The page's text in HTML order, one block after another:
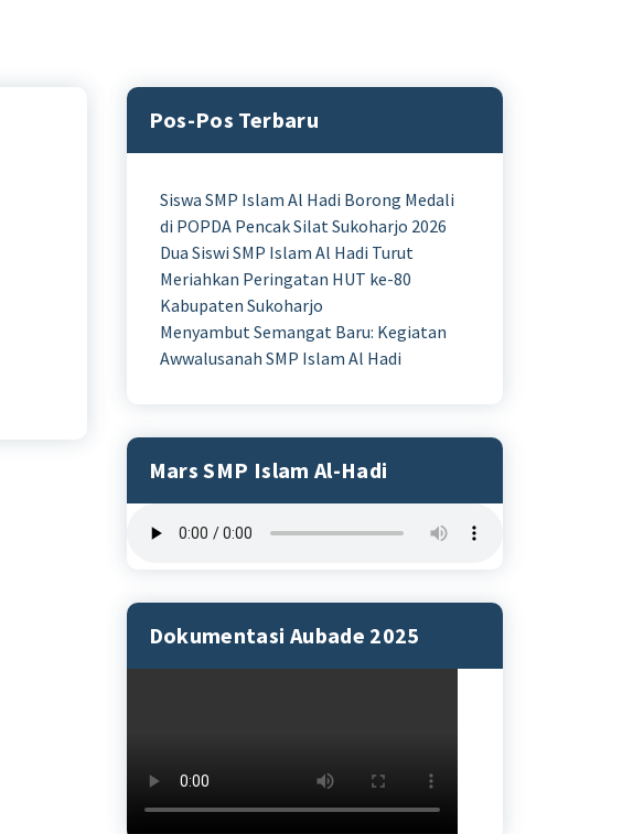
Pos-Pos Terbaru
Siswa SMP Islam Al Hadi Borong Medali
di POPDA Pencak Silat Sukoharjo 2026
Dua Siswi SMP Islam Al Hadi Turut
Meriahkan Peringatan HUT ke-80
Kabupaten Sukoharjo
Menyambut Semangat Baru: Kegiatan
Awwalusanah SMP Islam Al Hadi
Mars SMP Islam Al-Hadi
Dokumentasi Aubade 2025